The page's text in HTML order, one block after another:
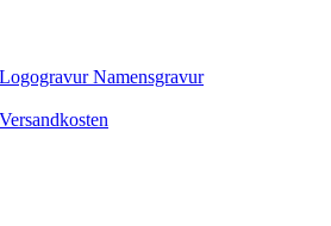
Namensgravur
Versandkosten